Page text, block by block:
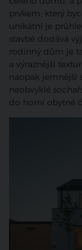
prvkem, který
unikátní je
stavbě dodává
rodinný dům je
a výraznější
naopak
neobvyklé
do horní obytné